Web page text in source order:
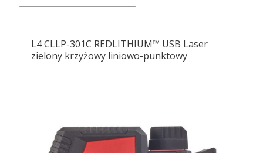
L4 CLLP-301C REDLITHIUM™ USB Laser
zielony krzyżowy liniowo-punktowy